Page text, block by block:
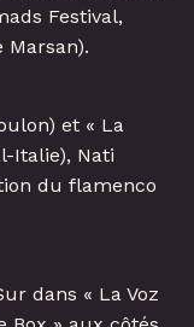
Festival,
Marsan).
et « La
Italie), Nati
du flamenco
dans « La Voz